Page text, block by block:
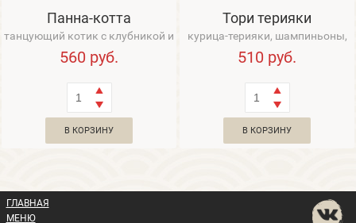
Панна-котта
танцующий котик с клубникой и
малиновым соусом
560 руб.
В КОРЗИНУ
Тори терияки
курица-терияки, шампиньоны,
овощи
510 руб.
В КОРЗИНУ
ГЛАВНАЯ
МЕНЮ